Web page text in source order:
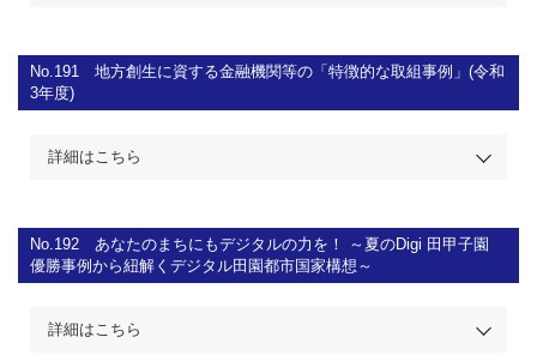
No.191 地方創生に資する金融機関等の「特徴的な取組事例」(令和
3年度)
詳細はこちら
No.192 あなたのまちにもデジタルの力を！ ～夏のDigi 田甲子園
優勝事例から紐解くデジタル田園都市国家構想～
詳細はこちら